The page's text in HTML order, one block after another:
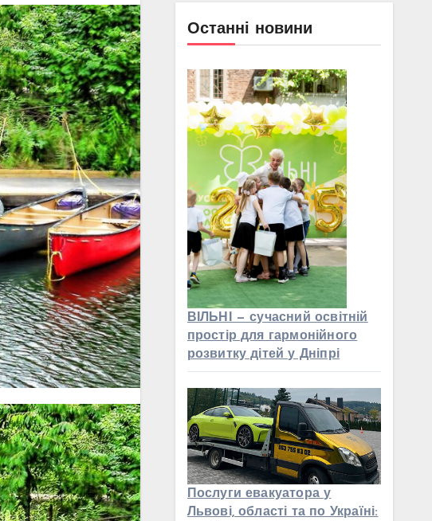
Останні новини
ВІЛЬНІ — сучасний освітній
простір для гармонійного
розвитку дітей у Дніпрі
Послуги евакуатора у
Львові, області та по Україні: